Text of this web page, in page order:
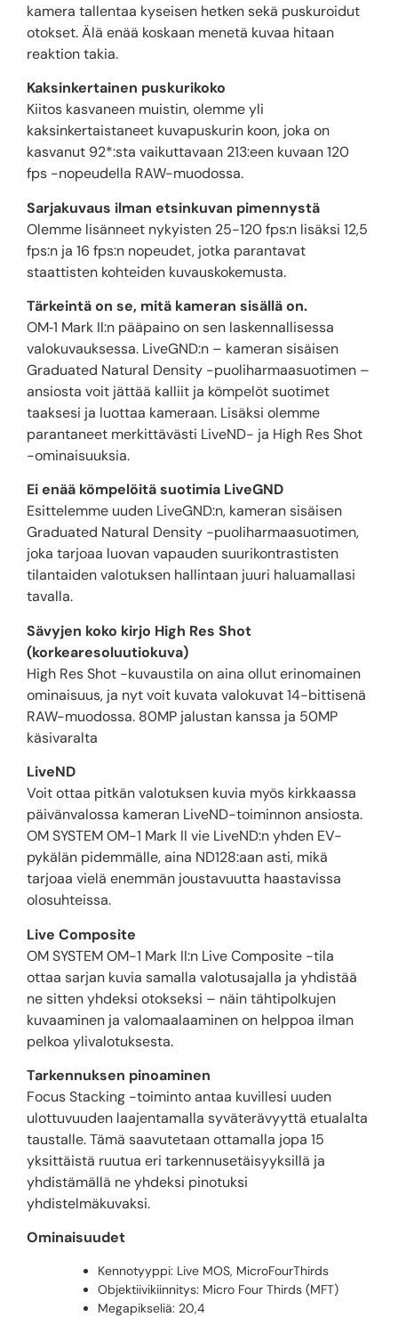
kamera tallentaa kyseisen hetken sekä puskuroidut
otokset. Älä enää koskaan menetä kuvaa hitaan
reaktion takia.
Kaksinkertainen puskurikoko
Kiitos kasvaneen muistin, olemme yli
kaksinkertaistaneet kuvapuskurin koon, joka on
kasvanut 92*:sta vaikuttavaan 213:een kuvaan 120
fps -nopeudella RAW-muodossa.
Sarjakuvaus ilman etsinkuvan pimennystä
Olemme lisänneet nykyisten 25-120 fps:n lisäksi 12,5
fps:n ja 16 fps:n nopeudet, jotka parantavat
staattisten kohteiden kuvauskokemusta.
Tärkeintä on se, mitä kameran sisällä on.
OM‑1 Mark II:n pääpaino on sen laskennallisessa
valokuvauksessa. LiveGND:n – kameran sisäisen
Graduated Natural Density -puoliharmaasuotimen –
ansiosta voit jättää kalliit ja kömpelöt suotimet
taaksesi ja luottaa kameraan. Lisäksi olemme
parantaneet merkittävästi LiveND- ja High Res Shot
-ominaisuuksia.
Ei enää kömpelöitä suotimia LiveGND
Esittelemme uuden LiveGND:n, kameran sisäisen
Graduated Natural Density -puoliharmaasuotimen,
joka tarjoaa luovan vapauden suurikontrastisten
tilantaiden valotuksen hallintaan juuri haluamallasi
tavalla.
Sävyjen koko kirjo High Res Shot
(korkearesoluutiokuva)
High Res Shot -kuvaustila on aina ollut erinomainen
ominaisuus, ja nyt voit kuvata valokuvat 14-bittisenä
RAW-muodossa. 80MP jalustan kanssa ja 50MP
käsivaralta
LiveND
Voit ottaa pitkän valotuksen kuvia myös kirkkaassa
päivänvalossa kameran LiveND-toiminnon ansiosta.
OM SYSTEM OM-1 Mark II vie LiveND:n yhden EV-
pykälän pidemmälle, aina ND128:aan asti, mikä
tarjoaa vielä enemmän joustavuutta haastavissa
olosuhteissa.
Live Composite
OM SYSTEM OM-1 Mark II:n Live Composite -tila
ottaa sarjan kuvia samalla valotusajalla ja yhdistää
ne sitten yhdeksi otokseksi – näin tähtipolkujen
kuvaaminen ja valomaalaaminen on helppoa ilman
pelkoa ylivalotuksesta.
Tarkennuksen pinoaminen
Focus Stacking -toiminto antaa kuvillesi uuden
ulottuvuuden laajentamalla syväterävyyttä etualalta
taustalle. Tämä saavutetaan ottamalla jopa 15
yksittäistä ruutua eri tarkennusetäisyyksillä ja
yhdistämällä ne yhdeksi pinotuksi
yhdistelmäkuvaksi.
Ominaisuudet
Kennotyyppi: Live MOS, MicroFourThirds
Objektiivikiinnitys: Micro Four Thirds (MFT)
Megapikseliä: 20,4